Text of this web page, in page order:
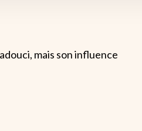
mais son influence